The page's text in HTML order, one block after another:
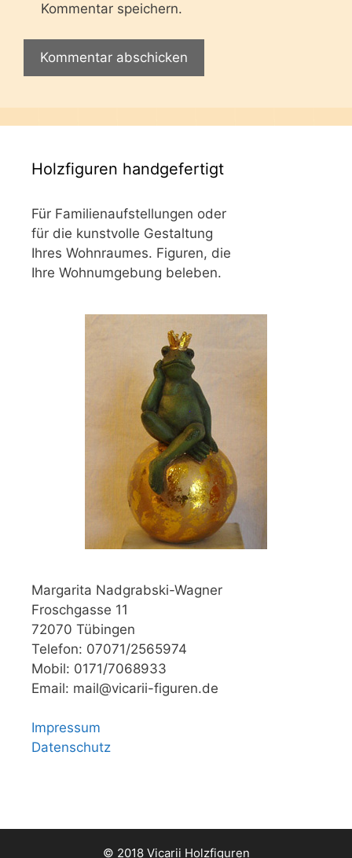
Kommentar speichern.
Holzfiguren handgefertigt
Für Familienaufstellungen oder
für die kunstvolle Gestaltung
Ihres Wohnraumes. Figuren, die
Ihre Wohnumgebung beleben.
Margarita Nadgrabski-Wagner
Froschgasse 11
72070 Tübingen
Telefon: 07071/2565974
Mobil: 0171/7068933
Email: mail@vicarii-figuren.de
Impressum
Datenschutz
© 2018 Vicarii Holzfiguren